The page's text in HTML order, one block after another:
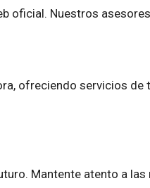
oficial. Nuestros
ofreciendo servicios
Mantente atento a las